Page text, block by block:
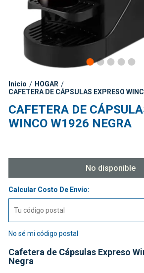
Inicio / HOGAR /
CAFETERA DE CÁPSULAS EXPRESO
CAFETERA DE
WINCO W1926 NEGRA
No disponible
Calcular Costo De Envío:
No sé mi código postal
Cafetera de Cápsulas Expreso
Negra